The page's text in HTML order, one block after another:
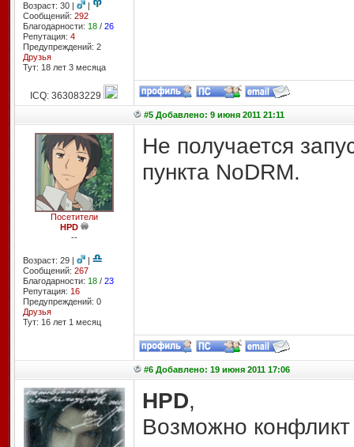
Возраст: 30 |
|
Сообщений: 292
Благодарности: 18/ 26
Репутация: 4
Предупреждений: 2
Друзья
Тут: 18 лет 3 месяцa
ICQ: 363083229
#5 Добавлено: 9 июня 2011 21:11
Посетители
HPD
--
Возраст: 29 |
|
Сообщений: 267
Благодарности: 18/ 23
Репутация: 16
Предупреждений: 0
Друзья
Тут: 16 лет 1 месяц
Не получается
пункта NoDRM.
#6 Добавлено: 19 июня 2011 17:06
HPD,
Возможно